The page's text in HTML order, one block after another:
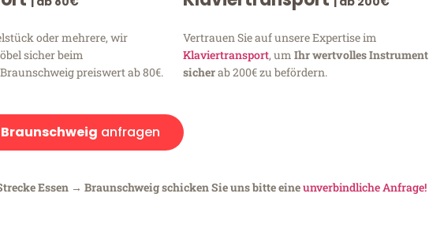
oder mehrere, wir
sicher beim
preiswert ab 80€.
Vertrauen Sie auf unsere Expertise im
Klaviertransport, um Ihr wertvolles Instrument
sicherab 200€ zu befördern.
anfragen
Essen → Braunschweig schicken Sie uns bitte eineunverbindliche Anfrage!